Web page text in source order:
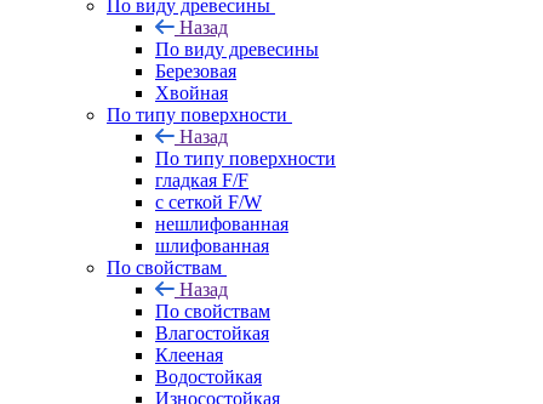
По виду древесины
Назад
По виду древесины
Березовая
Хвойная
По типу поверхности
Назад
По типу поверхности
гладкая F/F
с сеткой F/W
нешлифованная
шлифованная
По свойствам
Назад
По свойствам
Влагостойкая
Клееная
Водостойкая
Износостойкая